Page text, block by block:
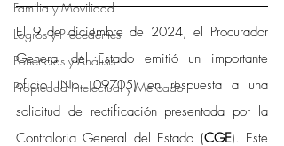
Familia y Movilidad
Logros y Precedentes
Ponencias y Análisis
Propiedad Intelectual y Mercado
El 9 de diciembre de 2024, el Procurador
General del Estado emitió un importante
oficio (No. 09705) en respuesta a una
solicitud de rectificación presentada por la
Contraloría General del Estado (CGE). Este